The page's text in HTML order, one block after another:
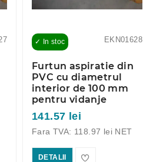
EKN01628
✓ In stoc
Furtun aspiratie din
PVC cu diametrul
interior de 100 mm
pentru vidanje
141.57 lei
Fara TVA: 118.97 lei NET
DETALII